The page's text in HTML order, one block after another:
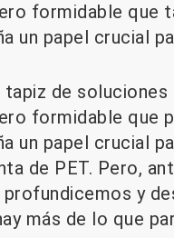
formidable que
un papel crucial
tapiz de
formidable que
un papel crucial
de PET. Pero,
y
más de lo que